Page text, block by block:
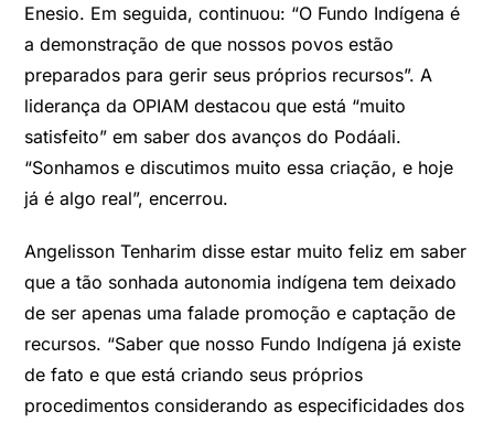
Enesio. Em seguida, continuou: “O Fundo Indígena é
a demonstração de que nossos povos estão
preparados para gerir seus próprios recursos”. A
liderança da OPIAM destacou que está “muito
satisfeito” em saber dos avanços do Podáali.
“Sonhamos e discutimos muito essa criação, e hoje
já é algo real”, encerrou.
Angelisson Tenharim disse estar muito feliz em saber
que a tão sonhada autonomia indígena tem deixado
de ser apenas uma falade promoção e captação de
recursos. “Saber que nosso Fundo Indígena já existe
de fato e que está criando seus próprios
procedimentos considerando as especificidades dos